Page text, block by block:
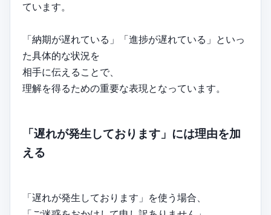
ています。
「納期が遅れている」「進捗が遅れている」といっ
た具体的な状況を
相手に伝えることで、
理解を得るための重要な表現となっています。
「遅れが発生しております」には理由を加
える
「遅れが発生しております」を使う場合、